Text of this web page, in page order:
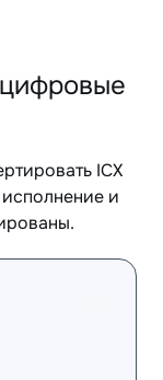
ICX
и